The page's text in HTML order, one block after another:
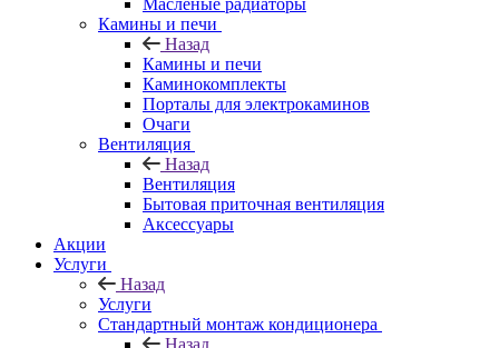
Масленые радиаторы
Камины и печи
Назад
Камины и печи
Каминокомплекты
Порталы для электрокаминов
Очаги
Вентиляция
Назад
Вентиляция
Бытовая приточная вентиляция
Аксессуары
Акции
Услуги
Назад
Услуги
Стандартный монтаж кондиционера
Назад